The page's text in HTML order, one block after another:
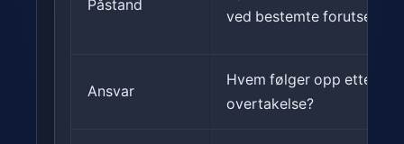
Påstand
ved bestemte
Ansvar
Hvem følger opp etter
overtakelse?